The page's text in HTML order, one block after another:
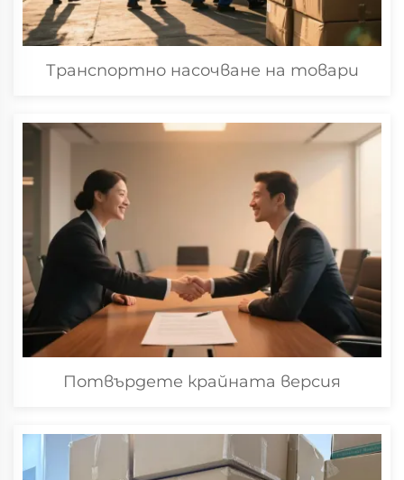
Транспортно насочване на товари
Потвърдете крайната версия